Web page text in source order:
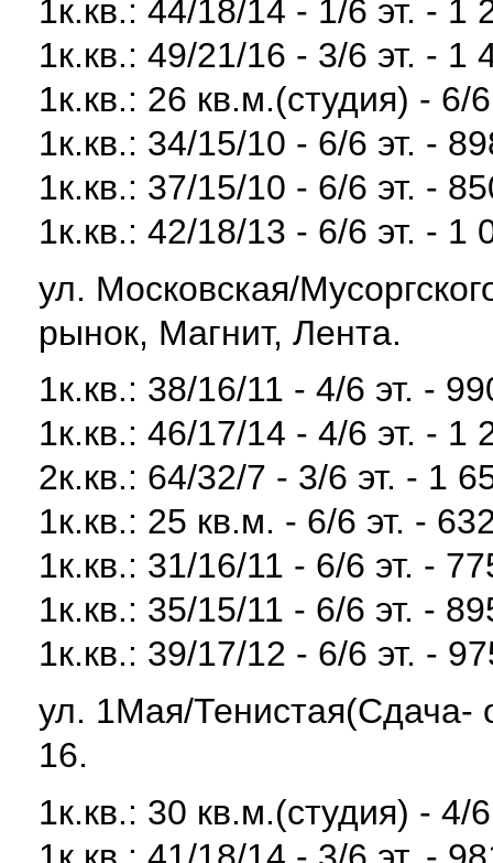
1к.кв.: 44/18/14 - 1/6 эт. - 1
1к.кв.: 49/21/16 - 3/6 эт. - 1
1к.кв.: 26 кв.м.(студия) - 6/
1к.кв.: 34/15/10 - 6/6 эт. -
1к.кв.: 37/15/10 - 6/6 эт. -
1к.кв.: 42/18/13 - 6/6 эт. - 1
ул. Московская/
рынок, Магнит, Лента.
1к.кв.: 38/16/11 - 4/6 эт. -
1к.кв.: 46/17/14 - 4/6 эт. - 1
2к.кв.: 64/32/7 - 3/6 эт. - 1
1к.кв.: 25 кв.м. - 6/6 эт. -
1к.кв.: 31/16/11 - 6/6 эт. -
1к.кв.: 35/15/11 - 6/6 эт. -
1к.кв.: 39/17/12 - 6/6 эт. -
ул. 1Мая/Тенистая(Сдача-
16.
1к.кв.: 30 кв.м.(студия) - 4/